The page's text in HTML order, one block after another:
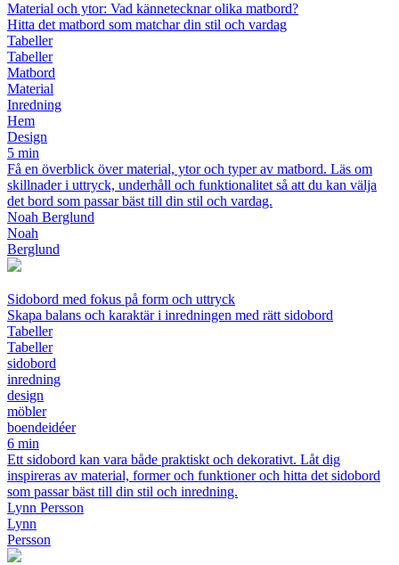
Material och ytor: Vad kännetecknar olika matbord?
Hitta det matbord som matchar din stil och vardag
Tabeller
Tabeller
Matbord
Material
Inredning
Hem
Design
5 min
Få en överblick över material, ytor och typer av matbord. Läs om
skillnader i uttryck, underhåll och funktionalitet så att du kan välja
det bord som passar bäst till din stil och vardag.
Noah Berglund
Noah
Berglund
Sidobord med fokus på form och uttryck
Skapa balans och karaktär i inredningen med rätt sidobord
Tabeller
Tabeller
sidobord
inredning
design
möbler
boendeidéer
6 min
Ett sidobord kan vara både praktiskt och dekorativt. Låt dig
inspireras av material, former och funktioner och hitta det sidobord
som passar bäst till din stil och inredning.
Lynn Persson
Lynn
Persson